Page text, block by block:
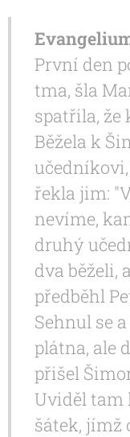
První den
tma, šla
spatřila, že
Běžela k
řekla jim:
nevíme,
druhý
dva běželi,
předběhl
Sehnul se
plátna, ale
přišel
Uviděl tam
šátek, jímž